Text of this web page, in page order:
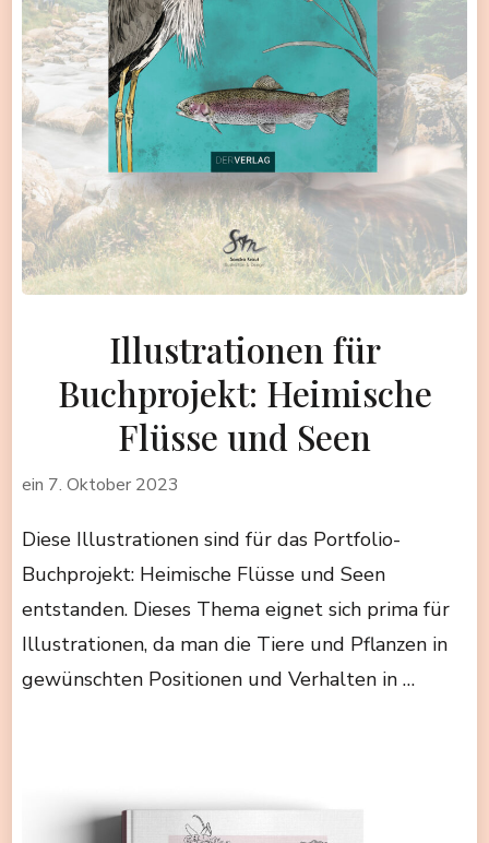
Illustrationen für
Buchprojekt: Heimische
Flüsse und Seen
ein 7. Oktober 2023
Diese Illustrationen sind für das Portfolio-
Buchprojekt: Heimische Flüsse und Seen
entstanden. Dieses Thema eignet sich prima für
Illustrationen, da man die Tiere und Pflanzen in
gewünschten Positionen und Verhalten in …